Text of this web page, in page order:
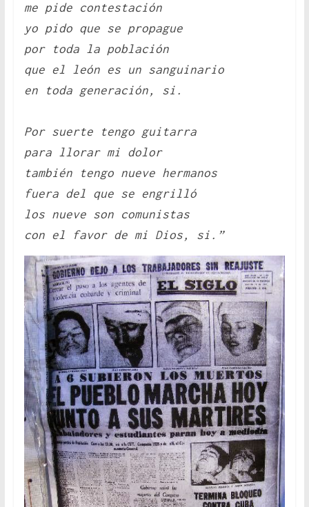
me pide contestación
yo pido que se propague
por toda la población
que el león es un sanguinario
en toda generación, si.
Por suerte tengo guitarra
para llorar mi dolor
también tengo nueve hermanos
fuera del que se engrilló
los nueve son comunistas
con el favor de mi Dios, si.”